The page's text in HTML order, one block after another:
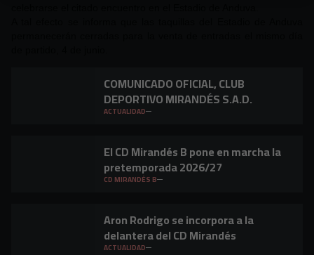
COMUNICADO OFICIAL, CLUB
DEPORTIVO MIRANDÉS S.A.D.
ACTUALIDAD
El CD Mirandés B pone en marcha la
pretemporada 2026/27
CD MIRANDÉS B
Aron Rodrigo se incorpora a la
delantera del CD Mirandés
ACTUALIDAD